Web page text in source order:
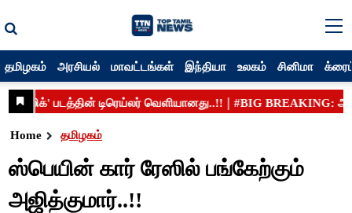
தமிழகம் அரசியல் மாவட்டங்கள் இந்தியா உலகம் சினிமா
Home தமிழகம்
ஸ்பெயின் கார் ரேஸில் பங்கேற்கும்
அஜித்குமார்..!!